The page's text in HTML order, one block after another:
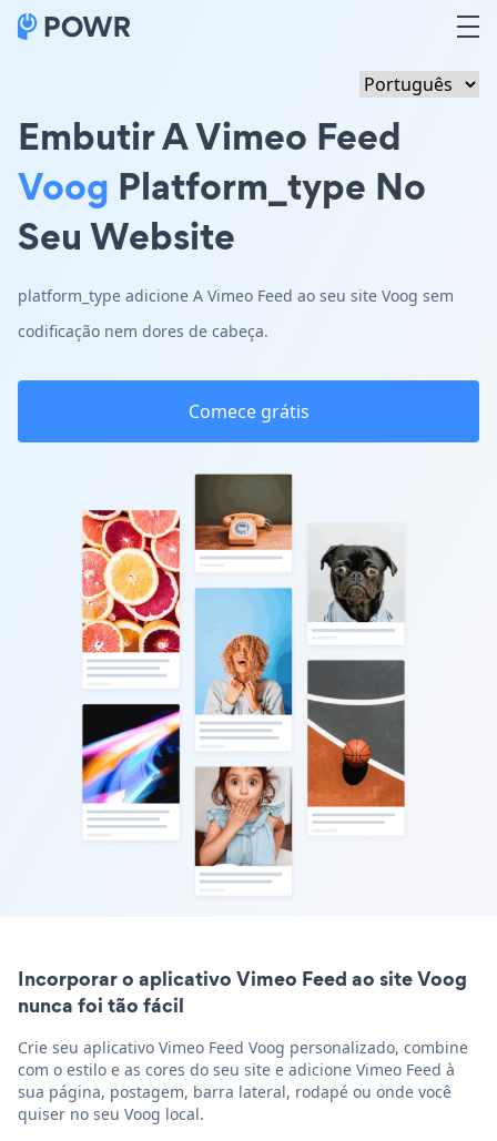
Embutir A Vimeo Feed
Voog Platform_type No
Seu Website
platform_type adicione A Vimeo Feed ao seu site Voog sem
codificação nem dores de cabeça.
Comece grátis
Incorporar o aplicativo Vimeo Feed ao site Voog
nunca foi tão fácil
Crie seu aplicativo Vimeo Feed Voog personalizado, combine
com o estilo e as cores do seu site e adicione Vimeo Feed à
sua página, postagem, barra lateral, rodapé ou onde você
quiser no seu Voog local.